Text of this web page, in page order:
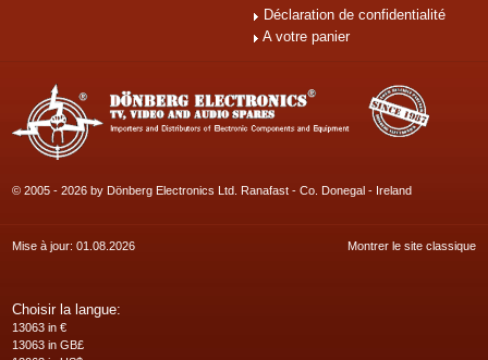
Déclaration de confidentialité
A votre panier
© 2005 - 2026 by Dönberg Electronics Ltd. Ranafast - Co. Donegal - Ireland
Mise à jour: 01.08.2026 Montrer le site classique
Choisir la langue:
13063 in €
13063 in GB£